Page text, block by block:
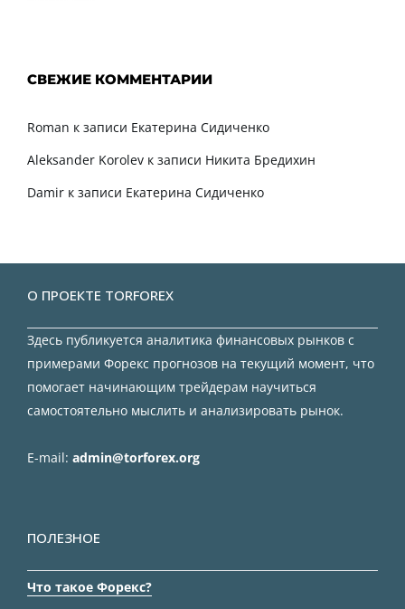
СВЕЖИЕ КОММЕНТАРИИ
Roman к записи Екатерина Сидиченко
Aleksander Korolev к записи Никита Бредихин
Damir к записи Екатерина Сидиченко
О ПРОЕКТЕ TORFOREX
Здесь публикуется аналитика финансовых рынков с
примерами Форекс прогнозов на текущий момент, что
помогает начинающим трейдерам научиться
самостоятельно мыслить и анализировать рынок.
E-mail: admin@torforex.org
ПОЛЕЗНОЕ
Что такое Форекс?